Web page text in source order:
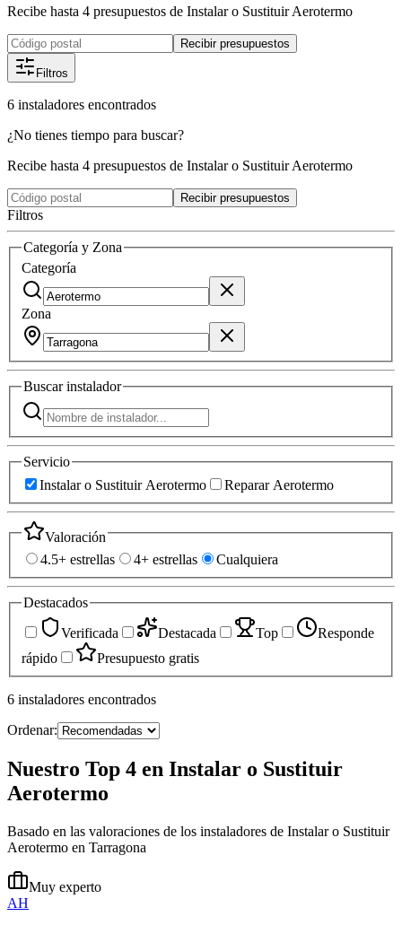
Recibe hasta 4 presupuestos de Instalar o Sustituir Aerotermo
Recibir presupuestos
Filtros
6 instaladores encontrados
¿No tienes tiempo para buscar?
Recibe hasta 4 presupuestos de Instalar o Sustituir Aerotermo
Recibir presupuestos
Filtros
Categoría y Zona
Categoría
Zona
Buscarinstalador
Servicio
Instalar o Sustituir Aerotermo
Reparar Aerotermo
Valoración
4.5+ estrellas
4+ estrellas Cualquiera
Destacados
Verificada
Destacada Top
Responde
rápido
Presupuesto gratis
6 instaladores encontrados
Ordenar:
Nuestro Top 4 en Instalar o Sustituir
Aerotermo
Basado en las valoraciones de los instaladores de Instalar o Sustituir
Aerotermo en Tarragona
Muy experto
AH